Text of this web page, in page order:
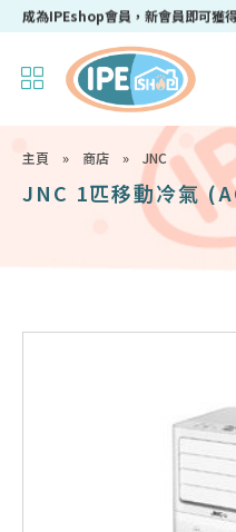
成為IPEshop會員，新會員即可獲
主頁 » 商店 » JNC
JNC 1匹移動冷氣